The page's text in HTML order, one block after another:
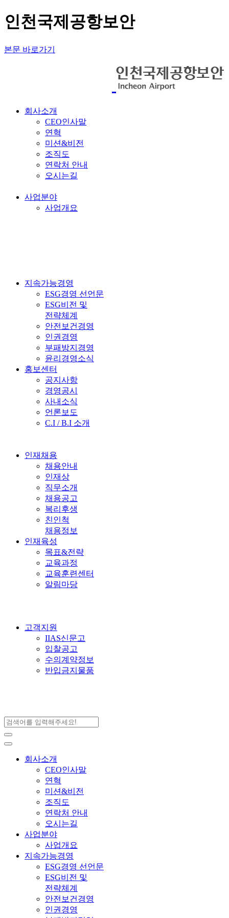
인천국제공항보안
본문 바로가기
회사소개
CEO인사말
연혁
미션&비전
조직도
연락처 안내
오시는길
사업분야
사업개요
지속가능경영
ESG경영 선언문
ESG비전 및
전략체계
안전보건경영
인권경영
부패방지경영
윤리경영소식
홍보센터
공지사항
경영공시
사내소식
언론보도
C.I / B.I 소개
인재채용
채용안내
인재상
직무소개
채용공고
복리후생
친인척
채용정보
인재육성
목표&전략
교육과정
교육훈련센터
알림마당
고객지원
IIAS신문고
입찰공고
수의계약정보
반입금지물품
회사소개
CEO인사말
연혁
미션&비전
조직도
연락처 안내
오시는길
사업분야
사업개요
지속가능경영
ESG경영 선언문
ESG비전 및
전략체계
안전보건경영
인권경영